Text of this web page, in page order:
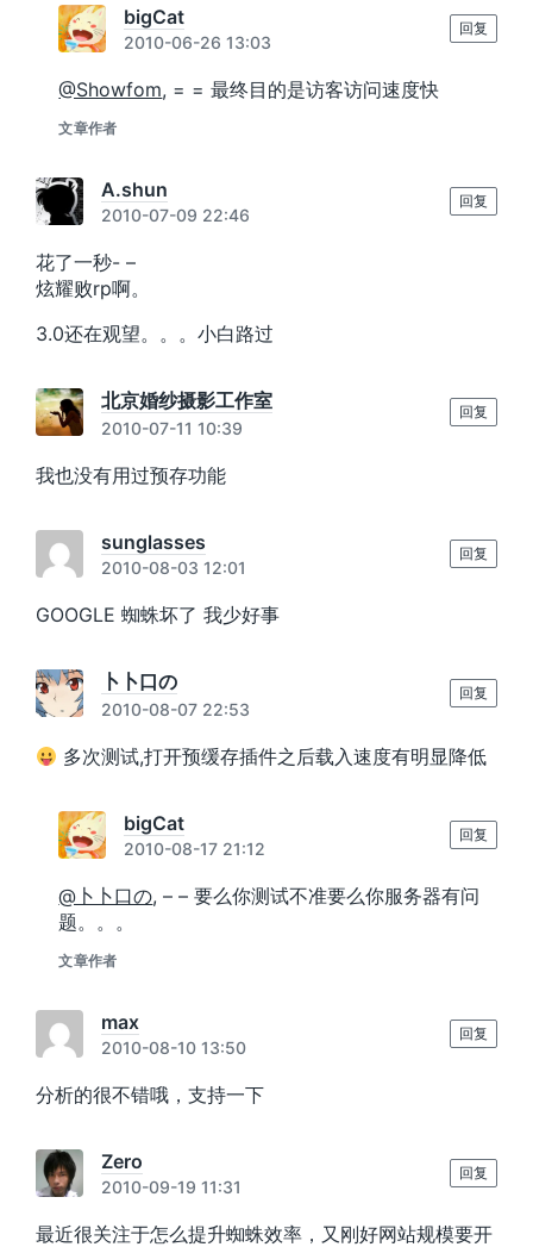
bigCat
2010-06-26 13:03
@Showfom, = = 最终目的是访客访问速度快
文章作者
回复
A.shun
2010-07-09 22:46
花了一秒- –
炫耀败rp啊。
3.0还在观望。。。小白路过
回复
北京婚纱摄影工作室
2010-07-11 10:39
我也没有用过预存功能
回复
sunglasses
2010-08-03 12:01
GOOGLE 蜘蛛坏了 我少好事
回复
卜卜口の
2010-08-07 22:53
多次测试,打开预缓存插件之后载入速度有明显降低
回复
bigCat
2010-08-17 21:12
@卜卜口の, – – 要么你测试不准要么你服务器有问
题。。。
文章作者
回复
max
2010-08-10 13:50
分析的很不错哦，支持一下
回复
Zero
2010-09-19 11:31
最近很关注于怎么提升蜘蛛效率，又刚好网站规模要开
回复